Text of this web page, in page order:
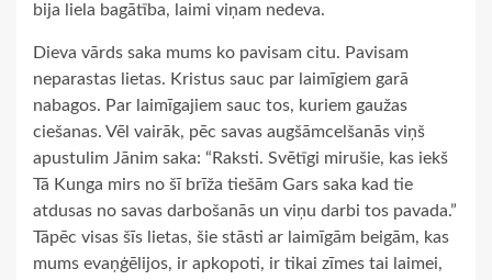
bija liela bagātība, laimi viņam nedeva.
Dieva vārds saka mums ko pavisam citu. Pavisam
neparastas lietas. Kristus sauc par laimīgiem garā
nabagos. Par laimīgajiem sauc tos, kuriem gaužas
ciešanas. Vēl vairāk, pēc savas augšāmcelšanās viņš
apustulim Jānim saka: “Raksti. Svētīgi mirušie, kas iekš
Tā Kunga mirs no šī brīža tiešām Gars saka kad tie
atdusas no savas darbošanās un viņu darbi tos pavada.”
Tāpēc visas šīs lietas, šie stāsti ar laimīgām beigām, kas
mums evaņģēlijos, ir apkopoti, ir tikai zīmes tai laimei,